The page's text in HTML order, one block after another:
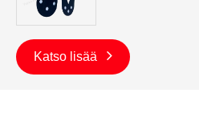
Katso lisää